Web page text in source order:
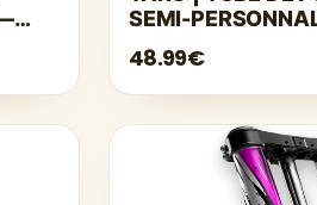
SEMI-
GRIS
48.99€